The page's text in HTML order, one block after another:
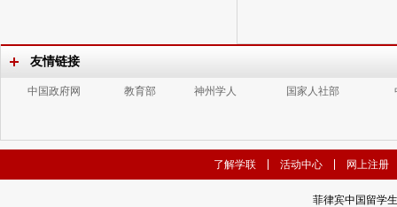
友情链接
中国政府网 教育部 神州学人 国家人社部
了解学联 活动中心 网上注册
菲律宾中国留学